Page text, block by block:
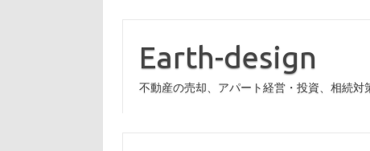
Earth-design
不動産の売却、アパート経営・投資、相続